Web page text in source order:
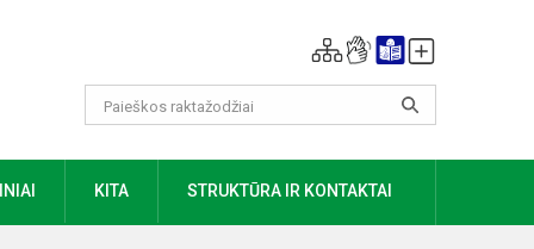
KITA STRUKTŪRA IR KONTAKTAI